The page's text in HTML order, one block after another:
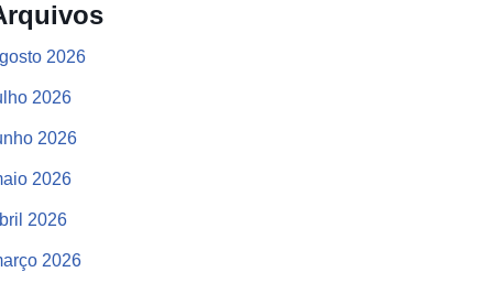
2026
2026
2026
2026
2026
2026